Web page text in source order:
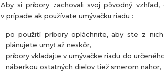
Aby si príbory zachovali svoj pôvodný vzhľad,
v prípade ak používate umývačku riadu :
po použití príbory opláchnite, aby ste z
plánujete umyť až neskôr,
príbory vkladajte v umývačke riadu do
náberkou ostatných dielov tiež smerom nahor,